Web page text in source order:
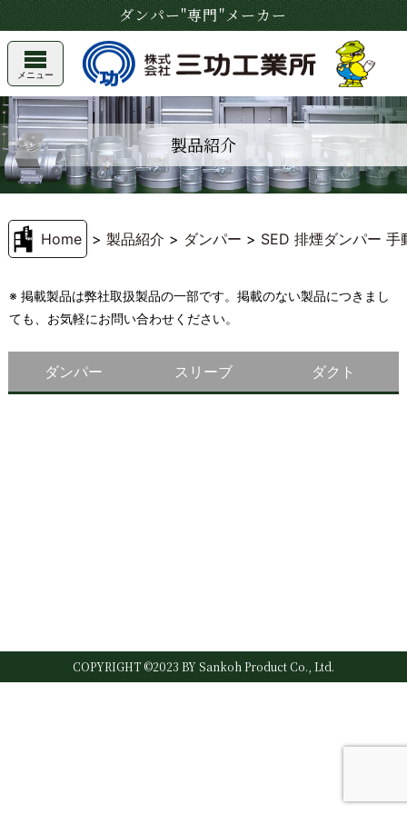
ダンパー"専門"メーカー
メニュー
製品紹介
Home > 製品紹介 > ダンパー > SED 排煙ダンパー
※ 掲載製品は弊社取扱製品の一部です。掲載のない製品につきまし
ても、お気軽にお問い合わせください。
ダンパー スリーブ ダクト
COPYRIGHT ©2023 BY Sankoh Product Co., Ltd.